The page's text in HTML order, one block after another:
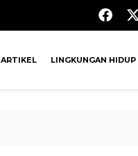
ARTIKEL LINGKUNGAN HIDUP